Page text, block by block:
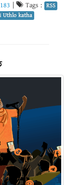
Tags : RSS
Uthlo katha